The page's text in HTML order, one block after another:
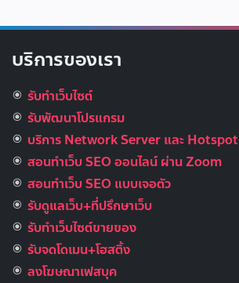
บริการของเรา
รับทำเว็บไซต์
รับพัฒนาโปรแกรม
บริการ Network Server และ Hotspot
สอนทำเว็บ SEO ออนไลน์ ผ่าน Zoom
สอนทำเว็บ SEO แบบเจอตัว
รับดูแลเว็บ+ที่ปรึกษาเว็บ
รับทําเว็บไซต์ขายของ
รับจดโดเมน+โฮสติ้ง
ลงโฆษณาเฟสบุค